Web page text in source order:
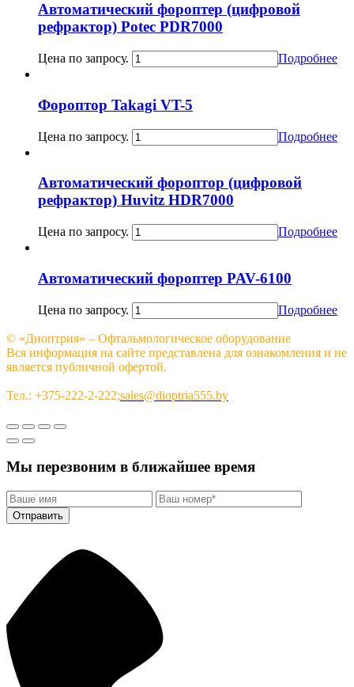
Автоматический фороптер (цифровой
рефрактор) Potec PDR7000
Цена по запросу. Подробнее
Фороптор Takagi VT-5
Цена по запросу. Подробнее
Автоматический фороптор (цифровой
рефрактор) Huvitz HDR7000
Цена по запросу. Подробнее
Автоматический фороптер PAV-6100
Цена по запросу. Подробнее
© «Диоптрия» – Офтальмологическое оборудование
Вся информация на сайте представлена для ознакомления и не
является публичной офертой.
Тел.: +375-222-2-222;sales@dioptria555.by
Мы перезвоним в ближайшее время
Отправить